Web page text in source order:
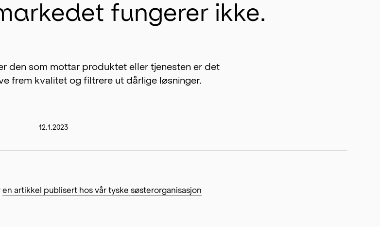
fungerer ikke.
den som mottar produktet eller tjenesten er det
frem kvalitet og filtrere ut dårlige løsninger.
12.1.2023
en artikkel publisert hos vår tyske søsterorganisasjon